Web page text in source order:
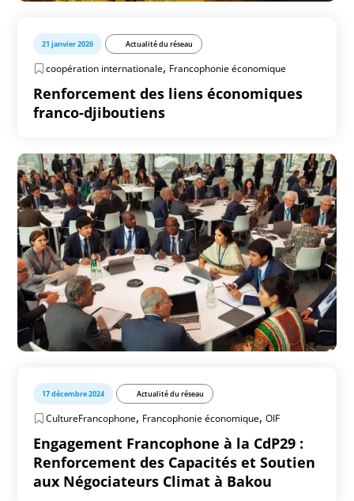
21 janvier 2026 Actualité du réseau
coopération internationale, Francophonie économique
Renforcement des liens économiques
franco-djiboutiens
17 décembre 2024 Actualité du réseau
CultureFrancophone, Francophonie économique,OIF
Engagement Francophone à la CdP29 :
Renforcement des Capacités et Soutien
aux Négociateurs Climat à Bakou